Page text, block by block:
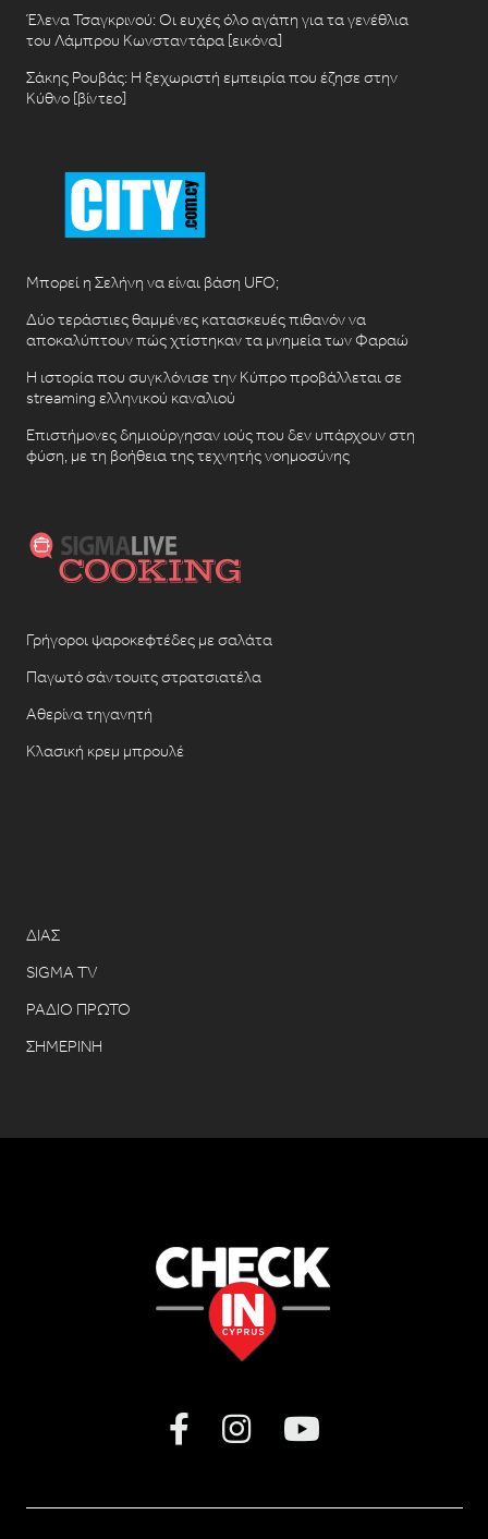
Έλενα Τσαγκρινού: Οι ευχές όλο αγάπη για τα γενέθλια
του Λάμπρου Κωνσταντάρα [εικόνα]
Σάκης Ρουβάς: Η ξεχωριστή εμπειρία που έζησε στην
Κύθνο [βίντεο]
Μπορεί η Σελήνη να είναι βάση UFO;
Δύο τεράστιες θαμμένες κατασκευές πιθανόν να
αποκαλύπτουν πώς χτίστηκαν τα μνημεία των Φαραώ
Η ιστορία που συγκλόνισε την Κύπρο προβάλλεται σε
streaming ελληνικού καναλιού
Επιστήμονες δημιούργησαν ιούς που δεν υπάρχουν στη
φύση, με τη βοήθεια της τεχνητής νοημοσύνης
Γρήγοροι ψαροκεφτέδες με σαλάτα
Παγωτό σάντουιτς στρατσιατέλα
Αθερίνα τηγανητή
Κλασική κρεμ μπρουλέ
ΔΙΑΣ
SIGMA TV
ΡΑΔΙΟ ΠΡΩΤΟ
ΣΗΜΕΡΙΝΗ